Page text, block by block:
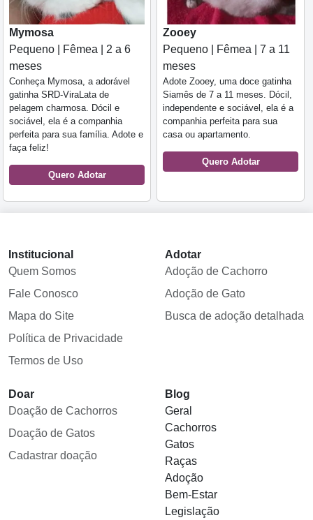
Mymosa
Pequeno | Fêmea | 2 a 6
meses
Conheça Mymosa, a adorável
gatinha SRD-ViraLata de
pelagem charmosa. Dócil e
sociável, ela é a companhia
perfeita para sua família. Adote e
faça feliz!
Quero Adotar
Zooey
Pequeno | Fêmea | 7 a 11
meses
Adote Zooey, uma doce gatinha
Siamês de 7 a 11 meses. Dócil,
independente e sociável, ela é a
companhia perfeita para sua
casa ou apartamento.
Quero Adotar
Institucional
Quem Somos
Fale Conosco
Mapa do Site
Política de Privacidade
Termos de Uso
Adotar
Adoção de Cachorro
Adoção de Gato
Busca de adoção detalhada
Doar
Doação de Cachorros
Doação de Gatos
Cadastrar doação
Blog
Geral
Cachorros
Gatos
Raças
Adoção
Bem-Estar
Legislação